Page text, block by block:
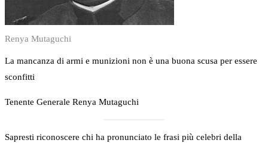
Renya Mutaguchi
La mancanza di armi e munizioni non è una buona scusa per essere
sconfitti
Tenente Generale Renya Mutaguchi
Sapresti riconoscere chi ha pronunciato le frasi più celebri della